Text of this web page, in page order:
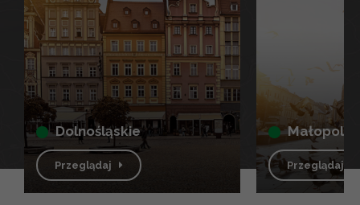
dolnośląskie
Przeglądaj Przeglądaj